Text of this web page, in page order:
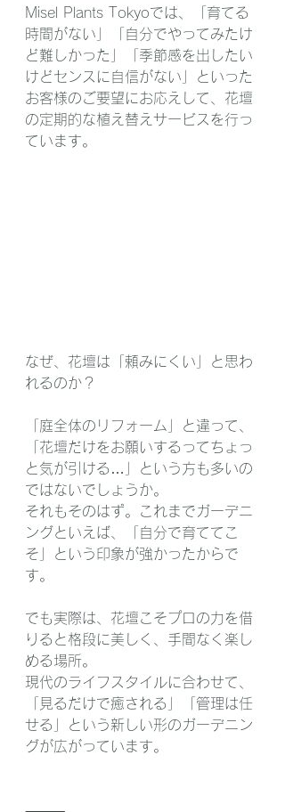
Misel Plants Tokyoでは、「育てる
時間がない」「自分でやってみたけ
ど難しかった」「季節感を出したい
けどセンスに自信がない」といった
お客様のご要望にお応えして、花壇
の定期的な植え替えサービスを行っ
ています。
なぜ、花壇は「頼みにくい」と思わ
れるのか？
「庭全体のリフォーム」と違って、
「花壇だけをお願いするってちょっ
と気が引ける…」という方も多いの
ではないでしょうか。
それもそのはず。これまでガーデニ
ングといえば、「自分で育ててこ
そ」という印象が強かったからで
す。
でも実際は、花壇こそプロの力を借
りると格段に美しく、手間なく楽し
める場所。
現代のライフスタイルに合わせて、
「見るだけで癒される」「管理は任
せる」という新しい形のガーデニン
グが広がっています。